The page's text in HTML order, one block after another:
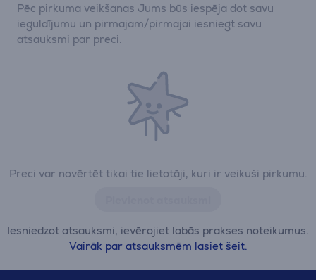
Preci var novērtēt tikai tie lietotāji, kuri ir veikuši pirkumu.
Iesniedzot atsauksmi, ievērojiet labās prakses noteikumus.
Vairāk par atsauksmēm lasiet šeit.
Pēc pirkuma veikšanas Jums būs iespēja dot savu
ieguldījumu un pirmajam/pirmajai iesniegt savu
atsauksmi par preci.